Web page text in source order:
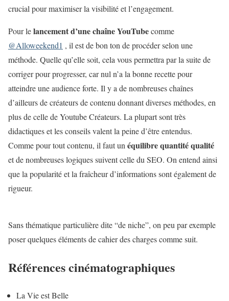
crucial pour maximiser la visibilité et l’engagement.
Pour lelancement d’une chaîne YouTubecomme
@Alloweekend1 , il est de bon ton de procéder selon une
méthode. Quelle qu’elle soit, cela vous permettra par la suite de
corriger pour progresser, car nul n’a la bonne recette pour
atteindre une audience forte. Il y a de nombreuses chaînes
d’ailleurs de créateurs de contenu donnant diverses méthodes, en
plus de celle de Youtube Créateurs. La plupart sont très
didactiques et les conseils valent la peine d’être entendus.
Comme pour tout contenu, il faut un équilibre quantité qualité
et de nombreuses logiques suivent celle du SEO. On entend ainsi
que la popularité et la fraîcheur d’informations sont également de
rigueur.
Sans thématique particulière dite “de niche”, on peu par exemple
poser quelques éléments de cahier des charges comme suit.
Références cinématographiques
La Vie est Belle